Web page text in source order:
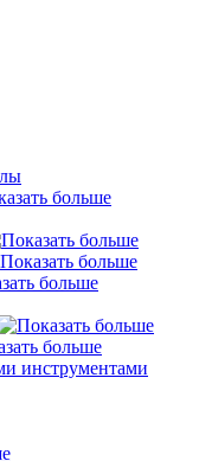
инструментами